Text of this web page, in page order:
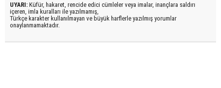
UYARI: Küfür, hakaret, rencide edici cümleler veya imalar, inançlara saldırı
içeren, imla kuralları ile yazılmamış,
Türkçe karakter kullanılmayan ve büyük harflerle yazılmış yorumlar
onaylanmamaktadır.